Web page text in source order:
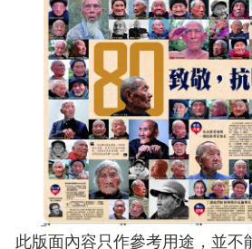
此版面內容只作參考用途，並不